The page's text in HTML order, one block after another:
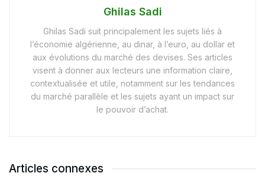
Ghilas Sadi
Ghilas Sadi suit principalement les sujets liés à
l’économie algérienne, au dinar, à l’euro, au dollar et
aux évolutions du marché des devises. Ses articles
visent à donner aux lecteurs une information claire,
contextualisée et utile, notamment sur les tendances
du marché parallèle et les sujets ayant un impact sur
le pouvoir d’achat.
Articles connexes